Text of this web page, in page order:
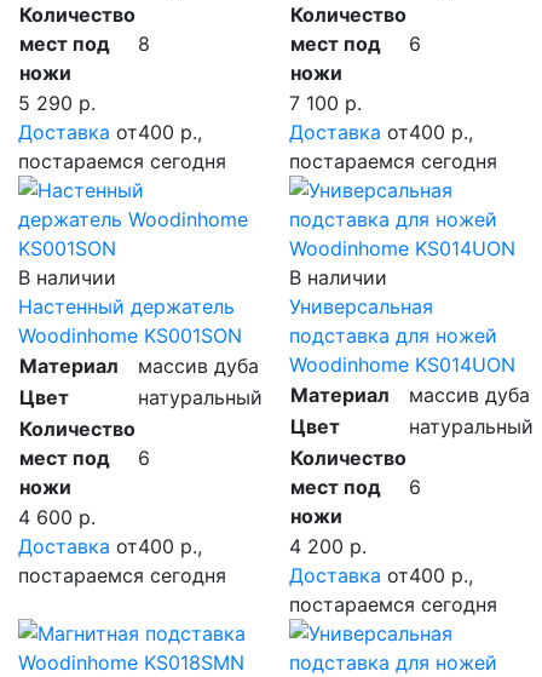
Количество
мест под
ножи
8
5 290 р.
Доставка от400 р.,
постараемся сегодня
Количество
мест под
ножи
6
7 100 р.
Доставка от400 р.,
постараемся сегодня
В наличии
Настенный держатель
Woodinhome KS001SON
Материал
массив дуба
Цвет
натуральный
Количество
мест под
ножи
6
4 600 р.
Доставка от400 р.,
постараемся сегодня
В наличии
Универсальная
подставка для ножей
Woodinhome KS014UON
Материал
массив дуба
Цвет
натуральный
Количество
мест под
ножи
6
4 200 р.
Доставка от400 р.,
постараемся сегодня